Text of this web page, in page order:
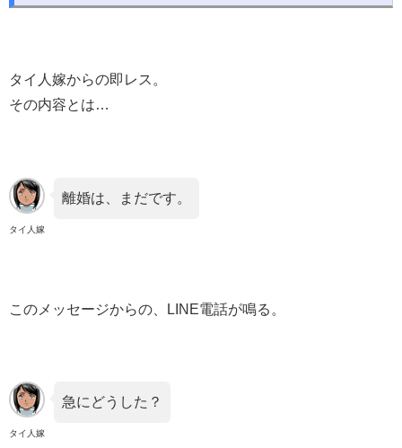
タイ人嫁からの即レス。
その内容とは…
タイ人嫁
離婚は、まだです。
このメッセージからの、LINE電話が鳴る。
タイ人嫁
急にどうした？